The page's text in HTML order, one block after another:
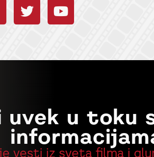
uvek u toku
vesti iz sveta filma i